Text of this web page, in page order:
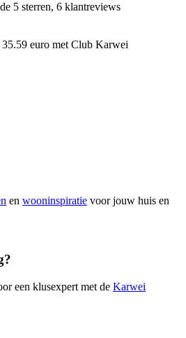
5 sterren, 6 klantreviews
euro met Club Karwei
en wooninspiratie voor jouw huis en
een klusexpert met de Karwei